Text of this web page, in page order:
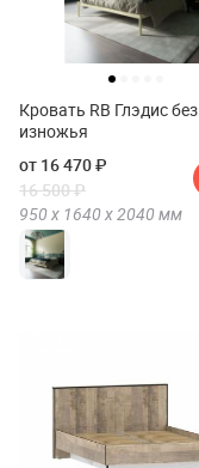
Кровать RB Глэдис без
изножья
от 16 470 ₽
16 500 ₽
950 х 1640 х2040 мм